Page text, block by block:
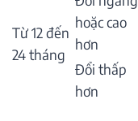
Từ 12 đến
24 tháng
hoặc cao
hơn
Đổi thấp
hơn